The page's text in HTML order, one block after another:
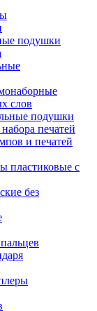
подушки
слов
подушки
печатей
и печатей
пластиковые с
без